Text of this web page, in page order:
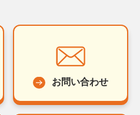
お問い合わせ